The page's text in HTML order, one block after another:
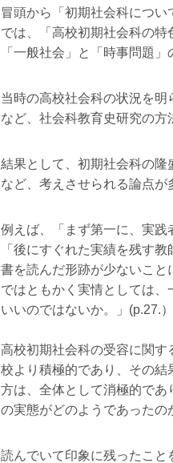
冒頭から「初期社会科につ
では、「高校初期社会科の
「一般社会」と「時事問題
当時の高校社会科の状況を
など、社会科教育史研究の方
結果として、初期社会科の
など、考えさせられる論点が
例えば、「まず第一に、実
「後にすぐれた実績を残す
書を読んだ形跡が少ないこと
ではともかく実情としては
いいのではないか。」(p.27.
高校初期社会科の受容に関
校より積極的であり、その
方は、全体として消極的で
の実態がどのようであったの
読んでいて印象に残ったこと